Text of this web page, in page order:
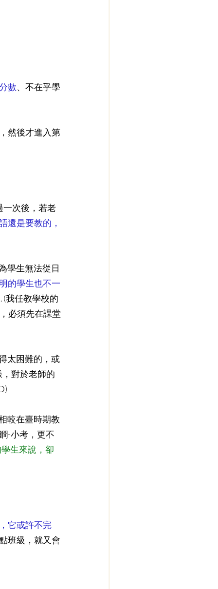
數、不在乎學
然後才進入第
一次後，若老
還是要教的，
學生無法從日
的學生也不一
我任教學校的
必須先在課堂
太困難的，或
對於老師的
較在臺時期教
-小考，更不
生來說，卻
它或許不完
班級，就又會